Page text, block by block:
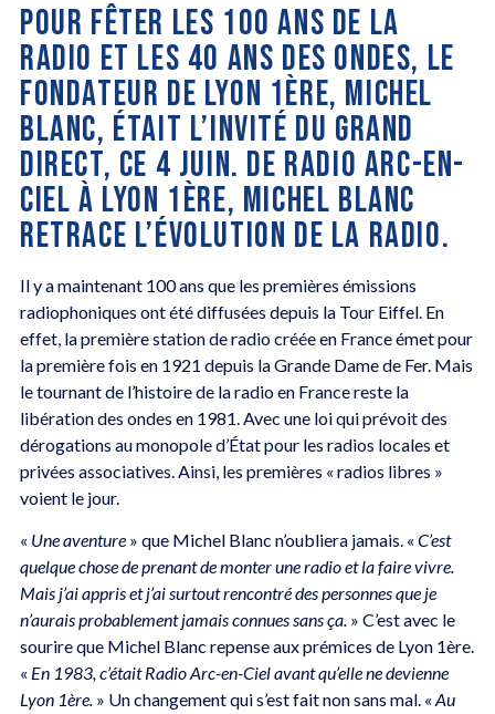
POUR FÊTER LES 100 ANS DE LA
RADIO ET LES 40 ANS DES ONDES, LE
FONDATEUR DE LYON 1ÈRE, MICHEL
BLANC, ÉTAIT L’INVITÉ DU GRAND
DIRECT, CE 4 JUIN. DE RADIO ARC-EN-
CIEL À LYON 1ÈRE, MICHEL BLANC
RETRACE L’ÉVOLUTION DE LA RADIO.
Il y a maintenant 100 ans que les premières émissions
radiophoniques ont été diffusées depuis la Tour Eiffel. En
effet, la première station de radio créée en France émet pour
la première fois en 1921 depuis la Grande Dame de Fer. Mais
le tournant de l’histoire de la radio en France reste la
libération des ondes en 1981. Avec une loi qui prévoit des
dérogations au monopole d’État pour les radios locales et
privées associatives. Ainsi, les premières « radios libres »
voient le jour.
« Une aventure» que Michel Blanc n’oubliera jamais. « C’est
quelque chose de prenant de monter une radio et la faire vivre.
Mais j’ai appris et j’ai surtout rencontré des personnes que je
n’aurais probablement jamais connues sans ça.» C’est avec le
sourire que Michel Blanc repense aux prémices de Lyon 1ère.
« En 1983, c’était Radio Arc-en-Ciel avant qu’elle ne devienne
Lyon 1ère.» Un changement qui s’est fait non sans mal. « Au